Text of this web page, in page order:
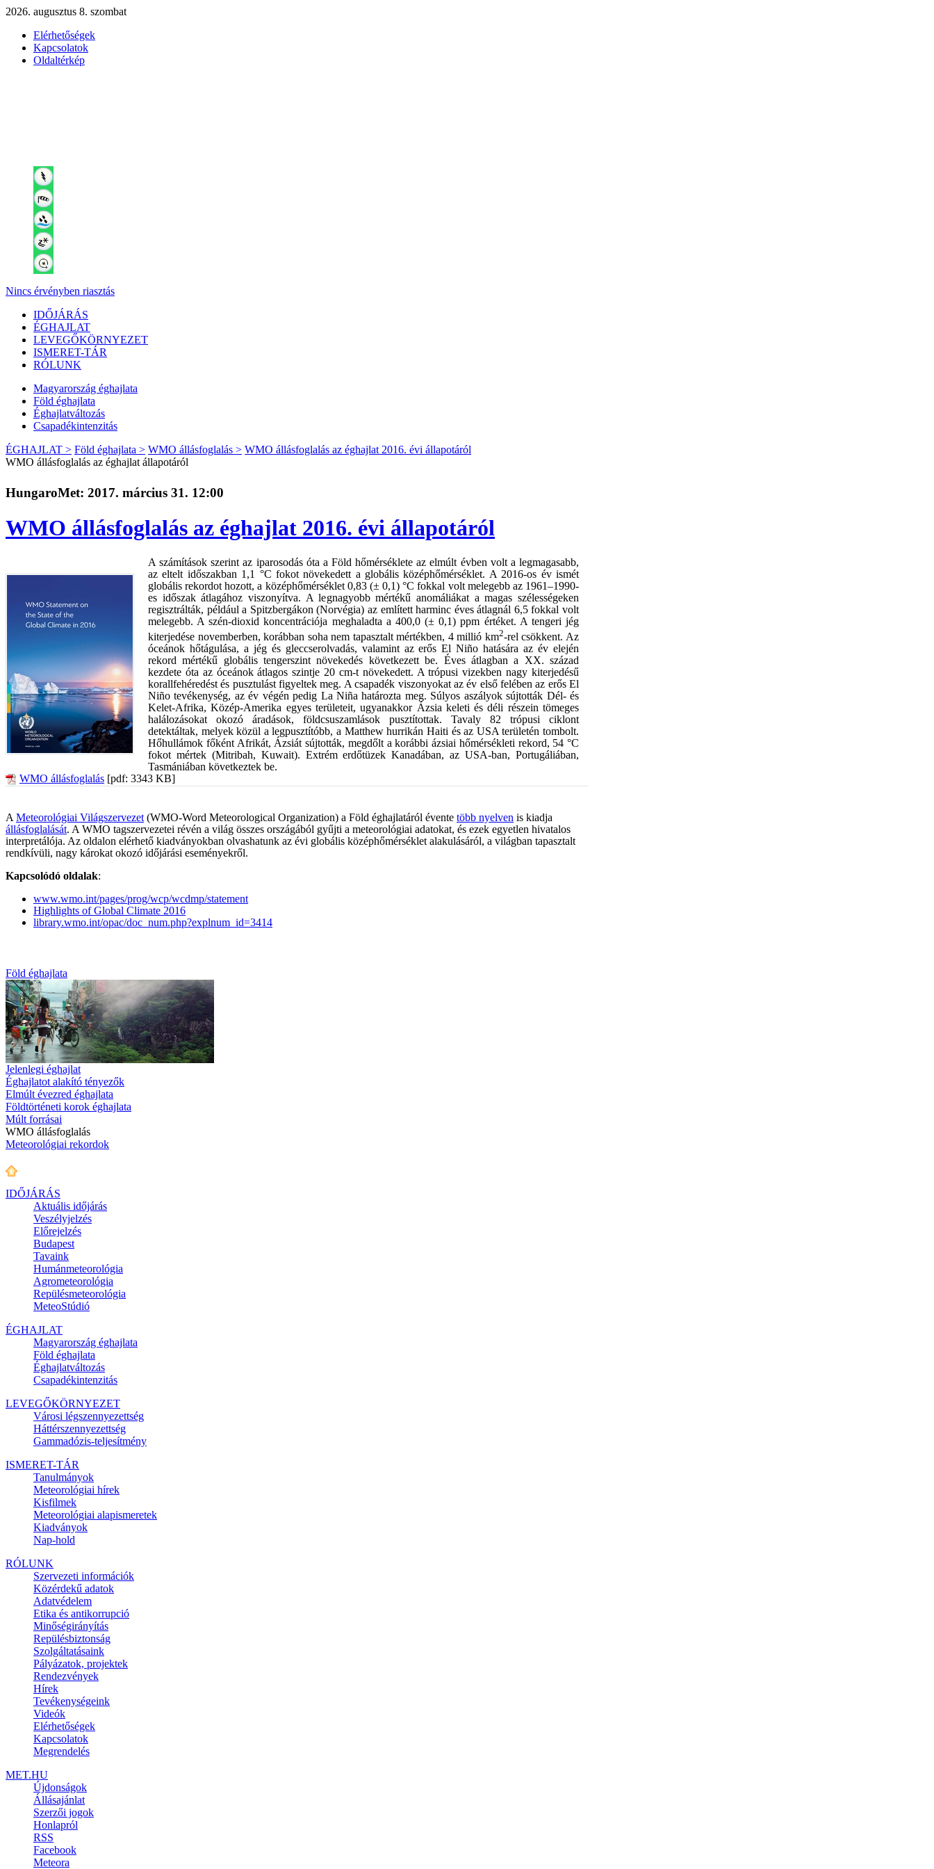
2026. augusztus 8. szombat
Elérhetőségek
Kapcsolatok
Oldaltérkép
Nincs érvényben riasztás
IDŐJÁRÁS
ÉGHAJLAT
LEVEGŐKÖRNYEZET
ISMERET-TÁR
RÓLUNK
Magyarország éghajlata
Föld éghajlata
Éghajlatváltozás
Csapadékintenzitás
ÉGHAJLAT > Föld éghajlata > WMO állásfoglalás > WMO állásfoglalás az éghajlat 2016. évi állapotáról
WMO állásfoglalás az éghajlat állapotáról
HungaroMet: 2017. március 31. 12:00
WMO állásfoglalás az éghajlat 2016. évi állapotáról
A számítások szerint az iparosodás óta a Föld hőmérséklete az elmúlt évben volt a legmagasabb,
az eltelt időszakban 1,1 °C fokot növekedett a globális középhőmérséklet. A 2016-os év ismét
globális rekordot hozott, a középhőmérséklet 0,83 (± 0,1) °C fokkal volt melegebb az 1961–1990-
es időszak átlagához viszonyítva. A legnagyobb mértékű anomáliákat a magas szélességeken
regisztrálták, például a Spitzbergákon (Norvégia) az említett harminc éves átlagnál 6,5 fokkal volt
melegebb. A szén-dioxid koncentrációja meghaladta a 400,0 (± 0,1) ppm értéket. A tengeri jég
kiterjedése novemberben, korábban soha nem tapasztalt mértékben, 4 millió km2-rel csökkent. Az
óceánok hőtágulása, a jég és gleccserolvadás, valamint az erős El Niño hatására az év elején
rekord mértékű globális tengerszint növekedés következett be. Éves átlagban a XX. század
kezdete óta az óceánok átlagos szintje 20 cm-t növekedett. A trópusi vizekben nagy kiterjedésű
korallfehéredést és pusztulást figyeltek meg. A csapadék viszonyokat az év első felében az erős El
Niño tevékenység, az év végén pedig La Niña határozta meg. Súlyos aszályok sújtották Dél- és
Kelet-Afrika, Közép-Amerika egyes területeit, ugyanakkor Ázsia keleti és déli részein tömeges
halálozásokat okozó áradások, földcsuszamlások pusztítottak. Tavaly 82 trópusi ciklont
detektáltak, melyek közül a legpusztítóbb, a Matthew hurrikán Haiti és az USA területén tombolt.
Hőhullámok főként Afrikát, Ázsiát sújtották, megdőlt a korábbi ázsiai hőmérsékleti rekord, 54 °C
fokot mértek (Mitribah, Kuwait). Extrém erdőtüzek Kanadában, az USA-ban, Portugáliában,
Tasmániában következtek be.
WMO állásfoglalás [pdf: 3343 KB]
A Meteorológiai Világszervezet (WMO-Word Meteorological Organization) a Föld éghajlatáról évente több nyelven is kiadja
állásfoglalását. A WMO tagszervezetei révén a világ összes országából gyűjti a meteorológiai adatokat, és ezek egyetlen hivatalos
interpretálója. Az oldalon elérhető kiadványokban olvashatunk az évi globális középhőmérséklet alakulásáról, a világban tapasztalt
rendkívüli, nagy károkat okozó időjárási eseményekről.
Kapcsolódó oldalak:
www.wmo.int/pages/prog/wcp/wcdmp/statement
Highlights of Global Climate 2016
library.wmo.int/opac/doc_num.php?explnum_id=3414
Föld éghajlata
Jelenlegi éghajlat
Éghajlatot alakító tényezők
Elmúlt évezred éghajlata
Földtörténeti korok éghajlata
Múlt forrásai
WMO állásfoglalás
Meteorológiai rekordok
IDŐJÁRÁS
Aktuális időjárás
Veszélyjelzés
Előrejelzés
Budapest
Tavaink
Humánmeteorológia
Agrometeorológia
Repülésmeteorológia
MeteoStúdió
ÉGHAJLAT
Magyarország éghajlata
Föld éghajlata
Éghajlatváltozás
Csapadékintenzitás
LEVEGŐKÖRNYEZET
Városi légszennyezettség
Háttérszennyezettség
Gammadózis-teljesítmény
ISMERET-TÁR
Tanulmányok
Meteorológiai hírek
Kisfilmek
Meteorológiai alapismeretek
Kiadványok
Nap-hold
RÓLUNK
Szervezeti információk
Közérdekű adatok
Adatvédelem
Etika és antikorrupció
Minőségirányítás
Repülésbiztonság
Szolgáltatásaink
Pályázatok, projektek
Rendezvények
Hírek
Tevékenységeink
Videók
Elérhetőségek
Kapcsolatok
Megrendelés
MET.HU
Újdonságok
Állásajánlat
Szerzői jogok
Honlapról
RSS
Facebook
Meteora